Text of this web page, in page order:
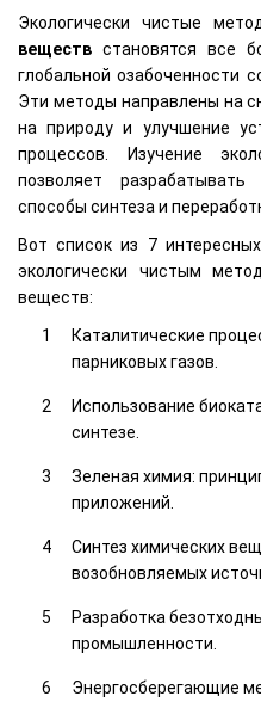
Экологически чистые
веществ становятся все
глобальной озабоченности
Эти методы направлены на
на природу и улучшение
процессов. Изучение
позволяет
способы синтеза и
Вот список из 7
экологически чистым
веществ:
Каталитические
парниковых газов.
Использование
синтезе.
Зеленая химия:
приложений.
Синтез химических
возобновляемых
Разработка
промышленности.
Энергосберегающие